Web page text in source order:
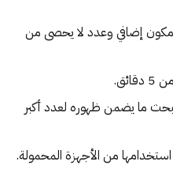
أكثر من 50 ألف مكون إضافي وعدد لا يحصى من
ما يضمن ظهوره لعدد أكبر
من الأجهزة المحمولة.